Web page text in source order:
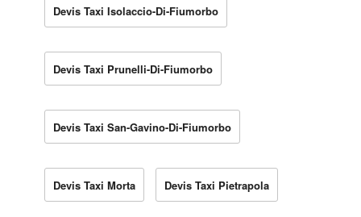
Devis Taxi Isolaccio-Di-Fiumorbo
Devis Taxi Prunelli-Di-Fiumorbo
Devis Taxi San-Gavino-Di-Fiumorbo
Devis Taxi Morta Devis Taxi Pietrapola